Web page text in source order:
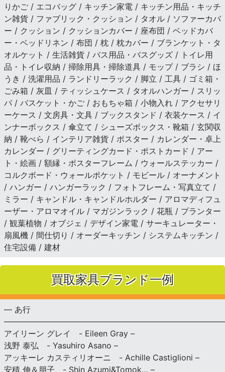
りかご / エコバッグ / キッチン家電 / キッチン用品・キッチ
ン雑貨 / ファブリック・クッション / タオル / ソファーカバ
ー / クッション / クッションカバー / 座布団 / ベッドカバ
ー・ベッドリネン / 布団 / 枕 / 枕カバー / ブランケット・タ
オルケット / 生活雑貨 / バス用品・バスグッズ / トイレ用
品・トイレ収納 / 掃除用具・掃除道具 / モップ / ブラシ / ほ
うき / 洗濯用品 / ランドリーラック / 脚立 / 工具 / ゴミ箱・
ごみ箱 / 灰皿 / ティッシュケース / タオルハンガー / スリッ
パ / バスケット・かご / おもちゃ箱 / 小物入れ / アクセサリ
ーケース / 文房具・文具 / ブックスタンド / 衣装ケース / イ
ンナーボックス / 傘立て / シューズボックス・靴箱 / 玄関収
納 / 靴べら / インテリア雑貨 / ポスター / カレンダー・卓上
カレンダー / グリーティングカード・ポストカード / アー
ト・絵画 / 額縁・ポスターフレーム / ウォールステッカー /
コルクボード・ウォールポケット / モビール / オーナメント
/ ハンガー / ハンガーラック / フォトフレーム・写真立て /
ミラー / キャンドル・キャンドルホルダー / アロマディフュ
ーザー・アロマオイル / マガジンラック / 花瓶 / プランター
/ 観葉植物 / オブジェ / デザイン家電 / サーキュレーター・
扇風機 / 間仕切り / オーダーキッチン / システムキッチン /
住宅設備 / 建材
買取家具ブランド一例
— あ行
アイリーン グレイ - Eileen Gray –
浅野 泰弘 - Yasuhiro Asano –
アッキーレ カスティリオーニ - Achille Castiglioni –
安積 伸＆朋子 - Shin Azumi&Tomok… –